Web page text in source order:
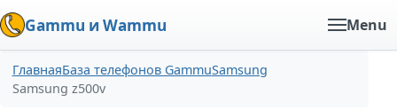
Gammu и Wammu Menu
ГлавнаяБаза телефонов GammuSamsung
Samsung z500v